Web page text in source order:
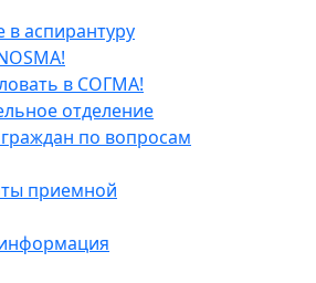
в аспирантуру
в СОГМА!
отделение
по вопросам
приемной